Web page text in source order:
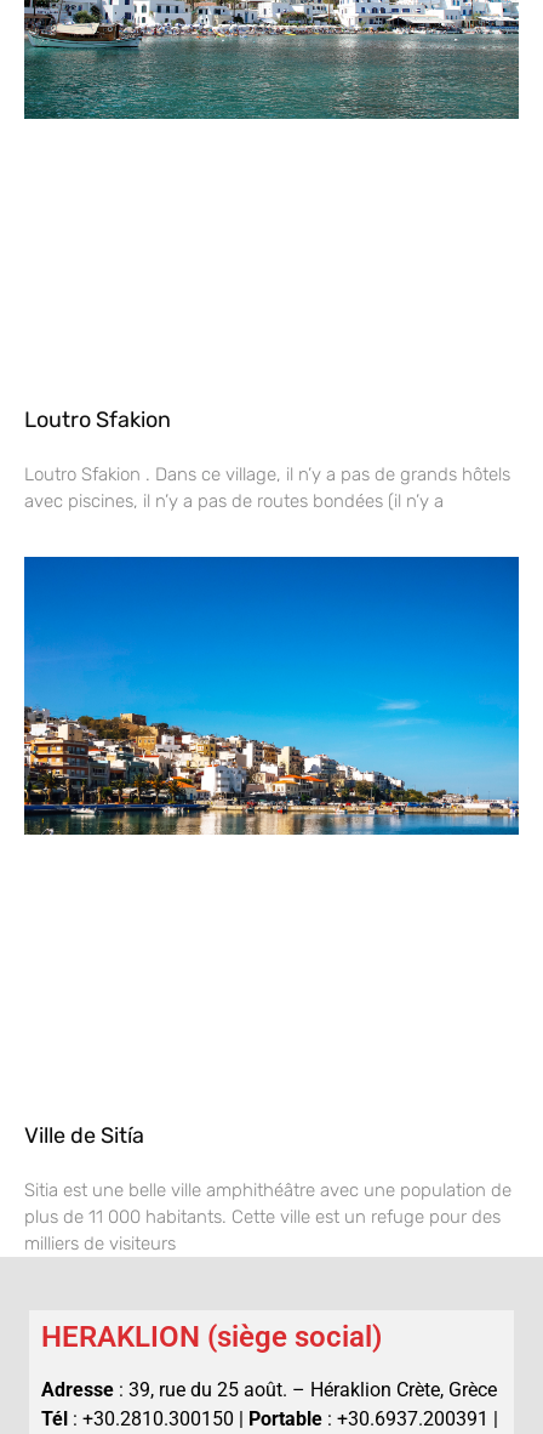
Loutro Sfakion
Loutro Sfakion . Dans ce village, il n’y a pas de grands hôtels
avec piscines, il n’y a pas de routes bondées (il n’y a
Ville de Sitía
Sitia est une belle ville amphithéâtre avec une population de
plus de 11 000 habitants. Cette ville est un refuge pour des
milliers de visiteurs
HERAKLION (siège social)
Adresse : 39, rue du 25 août. – Héraklion Crète, Grèce
Tél : +30.2810.300150 | Portable : +30.6937.200391 |